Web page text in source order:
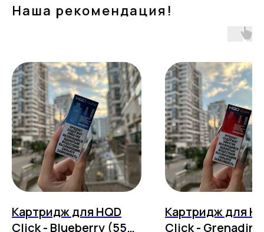
Наша рекомендация!
Картридж для HQD
Click - Blueberry (5500
Картридж для
Click - Grenadine